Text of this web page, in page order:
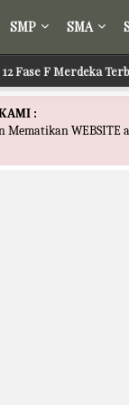
SMP SMA
Fase F Merdeka
: